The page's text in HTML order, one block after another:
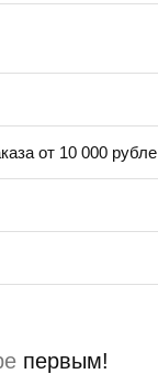
от 10 000
первым!